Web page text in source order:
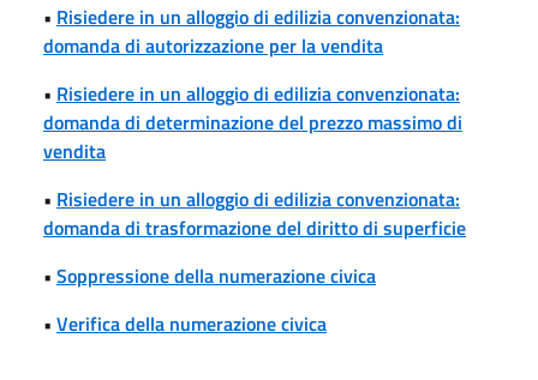
• Risiedere in un alloggio di edilizia convenzionata:
domanda di autorizzazione per la vendita
• Risiedere in un alloggio di edilizia convenzionata:
domanda di determinazione del prezzo massimo di
vendita
• Risiedere in un alloggio di edilizia convenzionata:
domanda di trasformazione del diritto di superficie
• Soppressione della numerazione civica
• Verifica della numerazione civica